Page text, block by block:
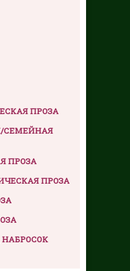
ПРОЗА
СЕМЕЙНАЯ
ПРОЗА
ПРОЗА
НАБРОСОК